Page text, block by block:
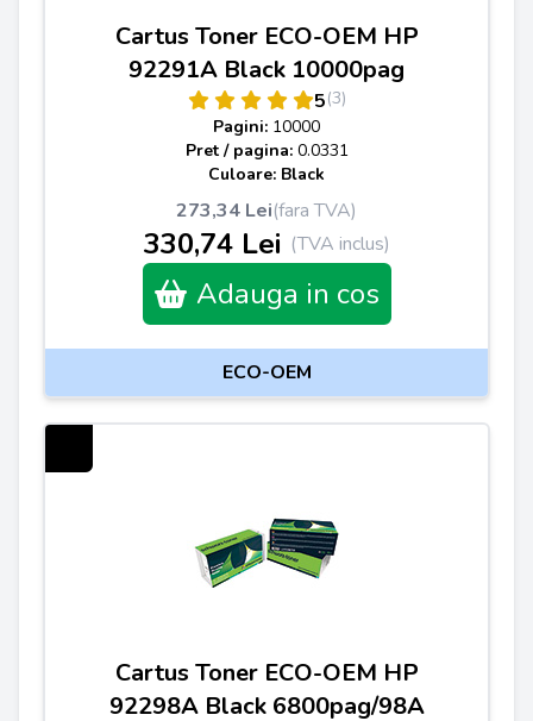
Cartus Toner ECO-OEM HP
92291A Black 10000pag
5(3)
Pagini: 10000
Pret / pagina: 0.0331
Culoare: Black
273,34 Lei(fara TVA)
330,74 Lei (TVA inclus)
Adauga in cos
ECO-OEM
Cartus Toner ECO-OEM HP
92298A Black 6800pag/98A